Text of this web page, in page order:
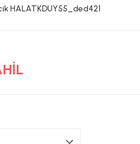
HALATKDUY55_ded421